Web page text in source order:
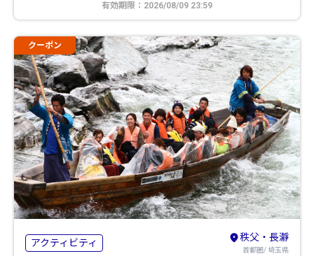
有効期限：2026/08/09 23:59
クーポン
アクティビティ 秩父・長瀞
首都圏/ 埼玉県